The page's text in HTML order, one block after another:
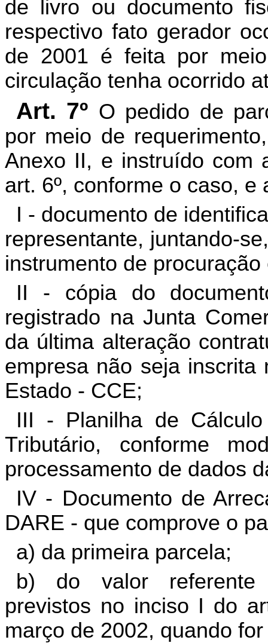
de livro ou documento
respectivo fato gerador
de 2001 é feita por
circulação tenha ocorrido
Art. 7º O pedido de
por meio de
Anexo II, e instruído com
art. 6º, conforme o caso, e
I - documento de
representante, juntando-
instrumento de
II - cópia do
registrado na Junta
da última alteração
empresa não seja inscrita
Estado - CCE;
III - Planilha de
Tributário, conforme
processamento de dados
IV - Documento de
DARE - que comprove o
a) da primeira parcela;
b) do valor referente
previstos no inciso I do
março de 2002, quando